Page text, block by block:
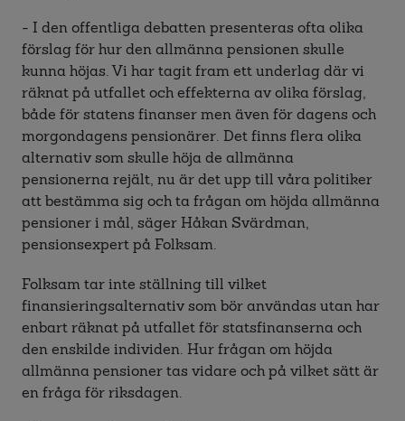
- I den offentliga debatten presenteras ofta olika
förslag för hur den allmänna pensionen skulle
kunna höjas. Vi har tagit fram ett underlag där vi
räknat på utfallet och effekterna av olika förslag,
både för statens finanser men även för dagens och
morgondagens pensionärer. Det finns flera olika
alternativ som skulle höja de allmänna
pensionerna rejält, nu är det upp till våra politiker
att bestämma sig och ta frågan om höjda allmänna
pensioner i mål, säger Håkan Svärdman,
pensionsexpert på Folksam.
Folksam tar inte ställning till vilket
finansieringsalternativ som bör användas utan har
enbart räknat på utfallet för statsfinanserna och
den enskilde individen. Hur frågan om höjda
allmänna pensioner tas vidare och på vilket sätt är
en fråga för riksdagen.